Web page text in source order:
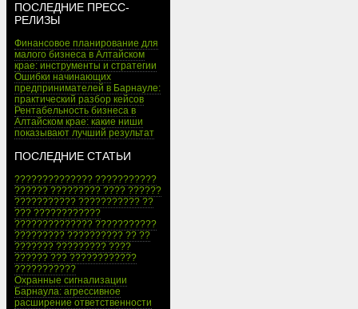
ПОСЛЕДНИЕ ПРЕСС-
РЕЛИЗЫ
Финансовое планирование для
малого бизнеса в Алтайском
крае: инструменты и стратегии
Ошибки начинающих
предпринимателей в Барнауле:
практический разбор кейсов
Рентабельность бизнеса в
Алтайском крае: какие ниши
показывают лучший результат
ПОСЛЕДНИЕ СТАТЬИ
?????????????? ???????????
?????? ????????? ???? ??????
??????????? ??????????? ??
??? ????????????
?????????????? ???????????
????????? ?????????? ?? ??
??????? ????????? ????
?????? ??? ????????????
???????????
Охранные сигнализации
Барнаула: агрессивное
расширение ответственности